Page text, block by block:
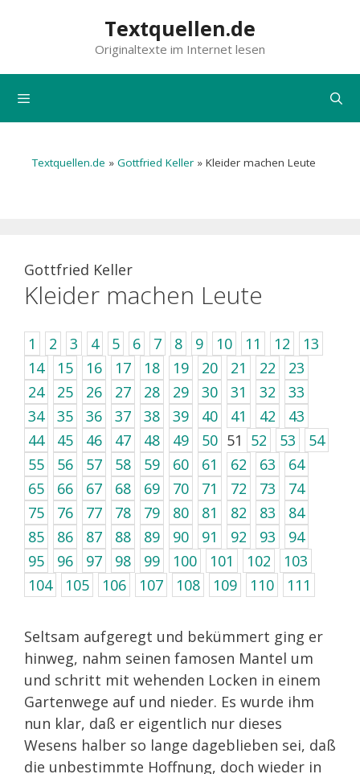
Textquellen.de
Originaltexte im Internet lesen
Textquellen.de » Gottfried Keller » Kleider machen Leute
Gottfried Keller
Kleider machen Leute
1 2 3 4 5 6 7 8 9 10 11 12
13
14
15 16 17 18 19 20 21 22
23
24
25 26 27 28 29 30 31 32
33
34
35 36 37 38 39 40 41 42
43
44
45 46 47 48 49 50 51 52 53
54
55
56 57 58 59 60 61 62 63
64
65
66 67 68 69 70 71 72 73
74
75
76 77 78 79 80 81 82 83
84
85
86 87 88 89 90 91 92 93
94
95
96 97 98 99 100 101 102
103
104
105 106 107 108 109 110 111
Seltsam aufgeregt und bekümmert ging er
hinweg, nahm seinen famosen Mantel um
und schritt mit wehenden Locken in einem
Gartenwege auf und nieder. Es wurde ihm
nun klar, daß er eigentlich nur dieses
Wesens halber so lange dageblieben sei, daß
die unbestimmte Hoffnung, doch wieder in